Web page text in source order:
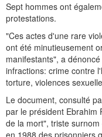
Sept hommes ont
protestations.
"Ces actes d'une rare
ont été minutieusement
manifestants", a
infractions: crime contre
torture, violences
Le document, consulté
par le président Ebrahim
de la mort", triste